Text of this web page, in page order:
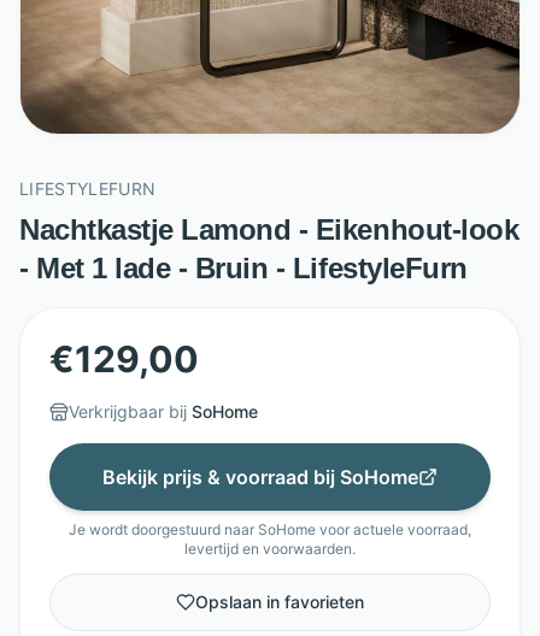
LIFESTYLEFURN
Nachtkastje Lamond - Eikenhout-look
- Met 1 lade - Bruin - LifestyleFurn
€129,00
Verkrijgbaar bij SoHome
Bekijk prijs & voorraad bij SoHome
Je wordt doorgestuurd naar SoHome voor actuele voorraad,
levertijd en voorwaarden.
Opslaan in favorieten